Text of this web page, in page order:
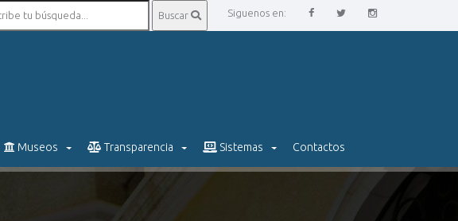
Siguenos en:
Buscar
Museos Transparencia Sistemas Contactos